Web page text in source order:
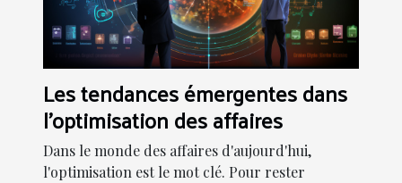
Les tendances émergentes dans
l'optimisation des affaires
Dans le monde des affaires d'aujourd'hui,
l'optimisation est le mot clé. Pour rester